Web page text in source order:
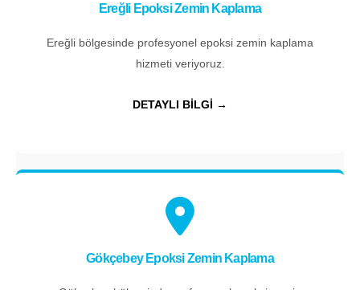
Ereğli Epoksi Zemin Kaplama
Ereğli bölgesinde profesyonel epoksi zemin kaplama
hizmeti veriyoruz.
DETAYLI BİLGİ →
Gökçebey Epoksi Zemin Kaplama